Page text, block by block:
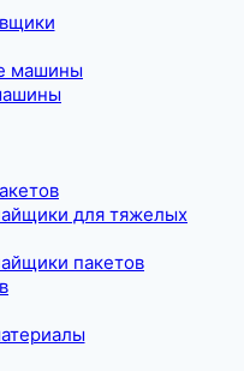
машины
для тяжелых
пакетов